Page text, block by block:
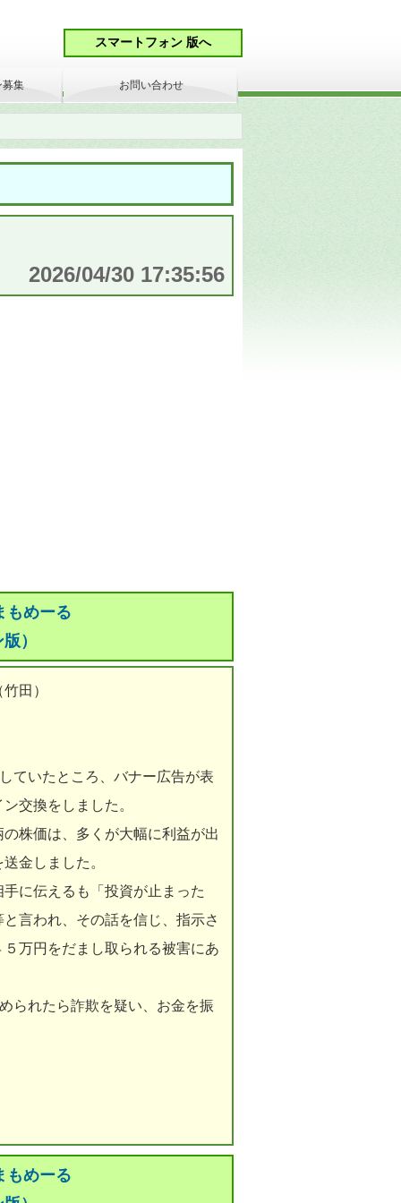
2026/04/30 17:35:56
もめーる
）
田）
ていたところ、バナー広告が表
交換をしました。
株価は、多くが大幅に利益が出
金しました。
に伝えるも「投資が止まった
言われ、その話を信じ、指示さ
万円をだまし取られる被害にあ
られたら詐欺を疑い、お金を振
もめーる
募集 お問い合わせ